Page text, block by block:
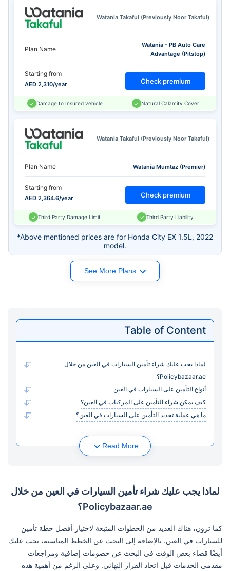
Watania Takaful (Previously Noor Takaful)
Plan Name
Watania - PB Auto Care
Advantage (Pitstop)
Starting from
AED 2,310/year Check premium
Damage to Insured vehicle Natural Calamity Cover
Watania Takaful (Previously Noor Takaful)
Plan Name Watania Mumtaz (Premier)
Starting from
AED 2,364.6/year Check premium
Third Party Damage Limit Third Party Liability
*Above mentioned prices are for Honda City EX 1.5L, 2022
model.
See More Plans
Table of Content
لماذا يجب عليك شراء تأمين السيارات في العين من خلال
Policybazaar.ae؟
أنواع التأمين على السيارات في العين
كيف يمكن شراء التأمين على المركبات في العين؟
ما هي عملية تجديد التأمين على السيارات في العين؟
Read More
لماذا يجب عليك شراء تأمين السيارات في العين من خلال
Policybazaar.ae؟
كما ترون، هناك العديد من الخطوات المتبعة لاختيار أفضل خطة تأمين
للسيارات في العين. بالإضافة إلى البحث عن الخطط المناسبة، يجب عليك
أيضًا قضاء بعض الوقت في البحث عن خصومات إضافية ومراجعات
مقدمي الخدمات قبل اتخاذ القرار النهائي. وعلى الرغم من أهمية هذه